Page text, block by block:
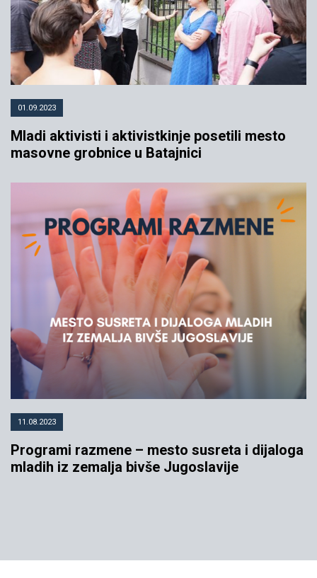
01.09.2023
Mladi aktivisti i aktivistkinje posetili mesto
masovne grobnice u Batajnici
11.08.2023
Programi razmene – mesto susreta i dijaloga
mladih iz zemalja bivše Jugoslavije